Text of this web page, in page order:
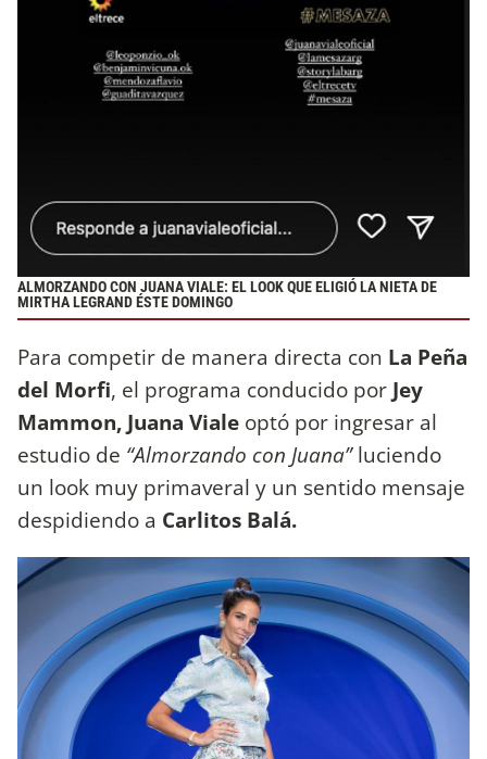
ALMORZANDO CON JUANA VIALE: EL LOOK QUE ELIGIÓ LA NIETA DE
MIRTHA LEGRAND ÉSTE DOMINGO
Para competir de manera directa con La Peña
del Morfi, el programa conducido por Jey
Mammon, Juana Viale optó por ingresar al
estudio de “Almorzando con Juana”luciendo
un look muy primaveral y un sentido mensaje
despidiendo a Carlitos Balá.